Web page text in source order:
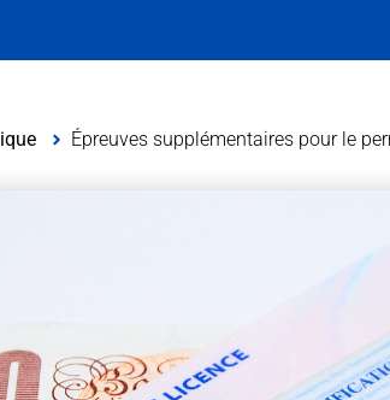
Épreuves supplémentaires pour le